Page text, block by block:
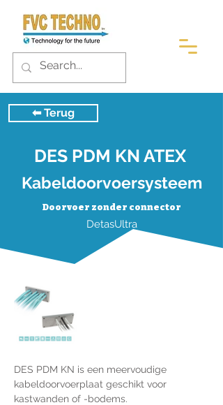
⬅︎ Terug
DES PDM KN ATEX
Kabeldoorvoersysteem
Doorvoer zonder connector
DetasUltra
DES PDM KN is een meervoudige
kabeldoorvoerplaat geschikt voor
kastwanden of -bodems.